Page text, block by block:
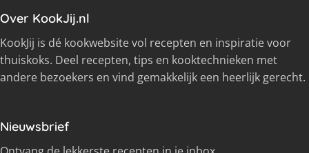
Over KookJij.nl
KookJij is dé kookwebsite vol recepten en inspiratie voor
thuiskoks. Deel recepten, tips en kooktechnieken met
andere bezoekers en vind gemakkelijk een heerlijk gerecht.
Nieuwsbrief